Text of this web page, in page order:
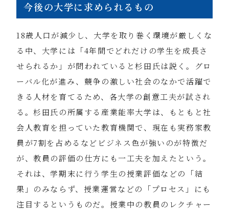
今後の大学に求められるもの
18歳人口が減少し、大学を取り巻く環境が厳しくな
る中、大学には「4年間でどれだけの学生を成長さ
せられるか」が問われていると杉田氏は説く。グロ
ーバル化が進み、競争の激しい社会のなかで活躍で
きる人材を育てるため、各大学の創意工夫が試され
る。杉田氏の所属する産業能率大学は、もともと社
会人教育を担っていた教育機関で、現在も実務家教
員が7割を占めるなどビジネス色が強いのが特徴だ
が、教員の評価の仕方にも一工夫を加えたという。
それは、学期末に行う学生の授業評価などの「結
果」のみならず、授業運営などの「プロセス」にも
注目するというものだ。授業中の教員のレクチャー